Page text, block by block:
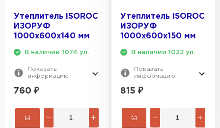
Утеплитель ISOROC
ИЗОРУФ
1000х600х140 мм
В наличии 1074 уп.
Показать
информацию
760 ₽
Утеплитель ISOROC
ИЗОРУФ
1000х600х150 мм
В наличии 1032 уп.
Показать
информацию
815 ₽